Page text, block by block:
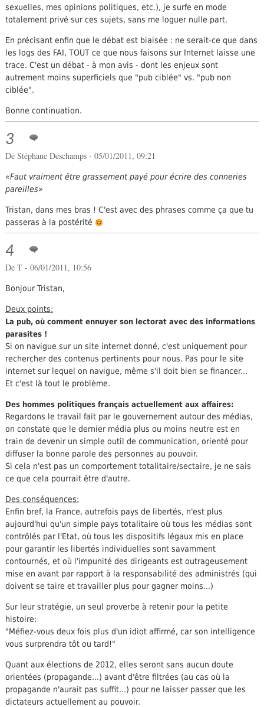
sexuelles, mes opinions politiques, etc.), je surfe en mode
totalement privé sur ces sujets, sans me loguer nulle part.
En précisant enfin que le débat est biaisée : ne serait-ce que dans
les logs des FAI, TOUT ce que nous faisons sur Internet laisse une
trace. C'est un débat - à mon avis - dont les enjeux sont
autrement moins superficiels que "pub ciblée" vs. "pub non
ciblée".
Bonne continuation.
3
De Stéphane Deschamps- 05/01/2011, 09:21
Faut vraiment être grassement payé pour écrire des conneries
pareilles
Tristan, dans mes bras ! C'est avec des phrases comme ça que tu
passeras à la postérité
4
De T - 06/01/2011, 10:56
Bonjour Tristan,
Deux points:
La pub, où comment ennuyer son lectorat avec des informations
parasites !
Si on navigue sur un site internet donné, c'est uniquement pour
rechercher des contenus pertinents pour nous. Pas pour le site
internet sur lequel on navigue, même s'il doit bien se financer...
Et c'est là tout le problème.
Des hommes politiques français actuellement aux affaires:
Regardons le travail fait par le gouvernement autour des médias,
on constate que le dernier média plus ou moins neutre est en
train de devenir un simple outil de communication, orienté pour
diffuser la bonne parole des personnes au pouvoir.
Si cela n'est pas un comportement totalitaire/sectaire, je ne sais
ce que cela pourrait être d'autre.
Des conséquences:
Enfin bref, la France, autrefois pays de libertés, n'est plus
aujourd'hui qu'un simple pays totalitaire où tous les médias sont
contrôlés par l'Etat, où tous les dispositifs légaux mis en place
pour garantir les libertés individuelles sont savamment
contournés, et où l'impunité des dirigeants est outrageusement
mise en avant par rapport à la responsabilité des administrés (qui
doivent se taire et travailler plus pour gagner moins...)
Sur leur stratégie, un seul proverbe à retenir pour la petite
histoire:
"Méfiez-vous deux fois plus d'un idiot affirmé, car son intelligence
vous surprendra tôt ou tard!"
Quant aux élections de 2012, elles seront sans aucun doute
orientées (propagande...) avant d'être filtrées (au cas où la
propagande n'aurait pas suffit...) pour ne laisser passer que les
dictateurs actuellement au pouvoir.